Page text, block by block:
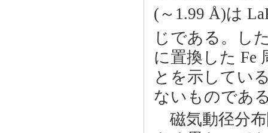
(～1.99 Å)は
じである。し
に置換した Fe
とを示してい
ないものであ
磁気動径分